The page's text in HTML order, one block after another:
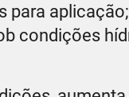
para
condições